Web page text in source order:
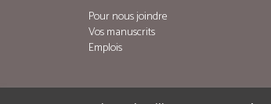
Pour nous joindre
Vos manuscrits
Emplois